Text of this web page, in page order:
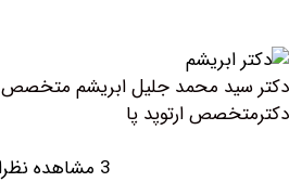
محمد جلیل ابریشم متخصص ارتوپدی
ارتوپد پا